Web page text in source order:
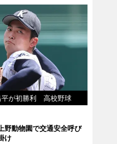
平が初勝利 高校野球
上野動物園で交通安全呼び
け